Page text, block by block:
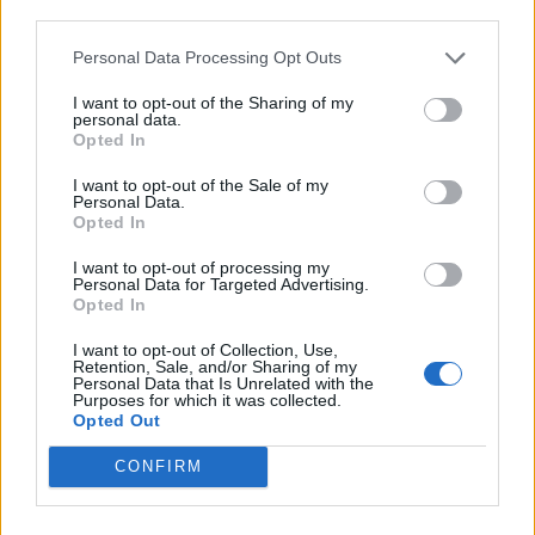
Personal Data Processing Opt Outs
I want to opt-out of the Sharing of my
personal data.
Opted In
I want to opt-out of the Sale of my
Personal Data.
Opted In
I want to opt-out of processing my
Personal Data for Targeted Advertising.
Opted In
I want to opt-out of Collection, Use,
Retention, Sale, and/or Sharing of my
Personal Data that Is Unrelated with the
Purposes for which it was collected.
Opted Out
CONFIRM
Διεθνή
Ο Πάπας Λέων ΙΔ’ και η εγκύκλιος για την
συγκέντρωση ισχύος
02.06.26
Στην πρώτη του εγκύκλιο "Magnifica Humanitas", ο Πάπας
Λέων ΙΔ’ χρησιμοποιεί την ΤΝ ως αφετηρία για να